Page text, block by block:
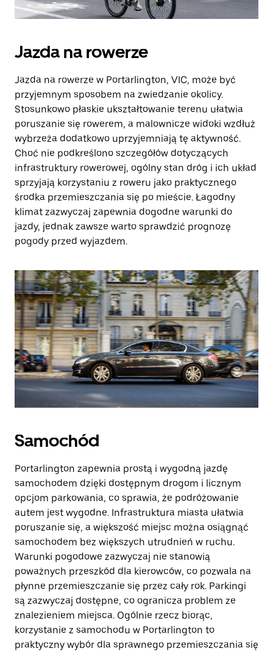
Jazda na rowerze
Jazda na rowerze w Portarlington, VIC, może być
przyjemnym sposobem na zwiedzanie okolicy.
Stosunkowo płaskie ukształtowanie terenu ułatwia
poruszanie się rowerem, a malownicze widoki wzdłuż
wybrzeża dodatkowo uprzyjemniają tę aktywność.
Choć nie podkreślono szczegółów dotyczących
infrastruktury rowerowej, ogólny stan dróg i ich układ
sprzyjają korzystaniu z roweru jako praktycznego
środka przemieszczania się po mieście. Łagodny
klimat zazwyczaj zapewnia dogodne warunki do
jazdy, jednak zawsze warto sprawdzić prognozę
pogody przed wyjazdem.
Samochód
Portarlington zapewnia prostą i wygodną jazdę
samochodem dzięki dostępnym drogom i licznym
opcjom parkowania, co sprawia, że podróżowanie
autem jest wygodne. Infrastruktura miasta ułatwia
poruszanie się, a większość miejsc można osiągnąć
samochodem bez większych utrudnień w ruchu.
Warunki pogodowe zazwyczaj nie stanowią
poważnych przeszkód dla kierowców, co pozwala na
płynne przemieszczanie się przez cały rok. Parkingi
są zazwyczaj dostępne, co ogranicza problem ze
znalezieniem miejsca. Ogólnie rzecz biorąc,
korzystanie z samochodu w Portarlington to
praktyczny wybór dla sprawnego przemieszczania się